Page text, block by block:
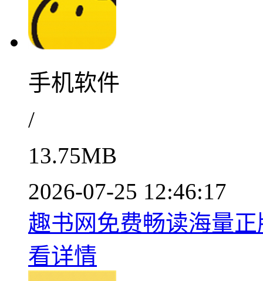
手机软件
/
13.75MB
2026-07-25 12:46:17
趣书网免费畅读海量
看详情